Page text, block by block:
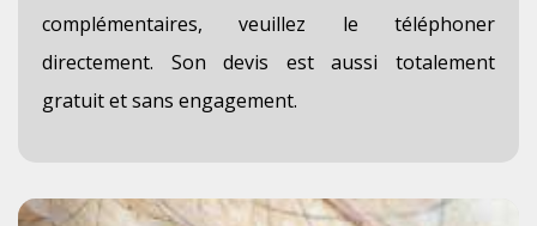
complémentaires, veuillez le téléphoner
directement. Son devis est aussi totalement
gratuit et sans engagement.